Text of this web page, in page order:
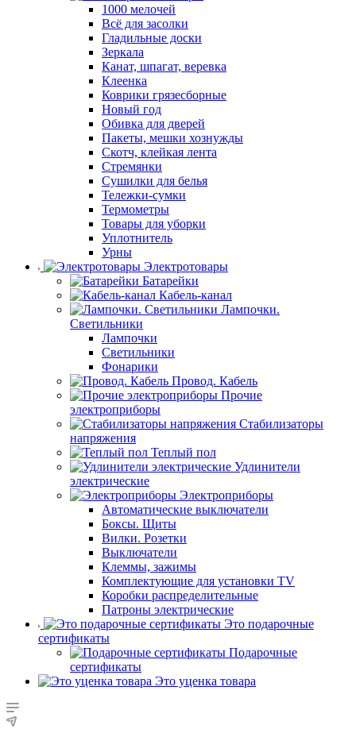
1000 мелочей
Всё для засолки
Гладильные доски
Зеркала
Канат, шпагат, веревка
Клеенка
Коврики грязесборные
Новый год
Обивка для дверей
Пакеты, мешки хознужды
Скотч, клейкая лента
Стремянки
Сушилки для белья
Тележки-сумки
Термометры
Товары для уборки
Уплотнитель
Урны
Электротовары
Батарейки
Кабель-канал
Лампочки.
Светильники
Лампочки
Светильники
Фонарики
Провод. Кабель
Прочие
электроприборы
Стабилизаторы
напряжения
Теплый пол
Удлинители
электрические
Электроприборы
Автоматические выключатели
Боксы. Щиты
Вилки. Розетки
Выключатели
Клеммы, зажимы
Комплектующие для установки TV
Коробки распределительные
Патроны электрические
Это подарочные
сертификаты
Подарочные
сертификаты
Это уценка товара